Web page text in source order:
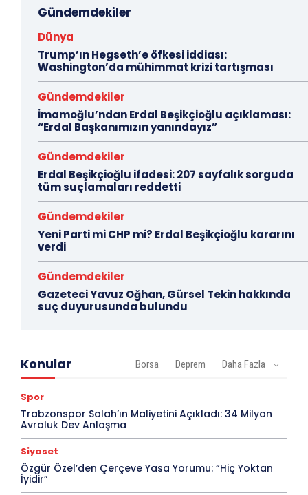
Gündemdekiler
Dünya
Trump’ın Hegseth’e öfkesi iddiası:
Washington’da mühimmat krizi tartışması
Gündemdekiler
İmamoğlu’ndan Erdal Beşikçioğlu açıklaması:
“Erdal Başkanımızın yanındayız”
Gündemdekiler
Erdal Beşikçioğlu ifadesi: 207 sayfalık sorguda
tüm suçlamaları reddetti
Gündemdekiler
Yeni Parti mi CHP mi? Erdal Beşikçioğlu kararını
verdi
Gündemdekiler
Gazeteci Yavuz Oğhan, Gürsel Tekin hakkında
suç duyurusunda bulundu
Konular Borsa Deprem Daha Fazla
Spor
Trabzonspor Salah’ın Maliyetini Açıkladı: 34 Milyon
Avroluk Dev Anlaşma
Siyaset
Özgür Özel’den Çerçeve Yasa Yorumu: “Hiç Yoktan
İyidir”